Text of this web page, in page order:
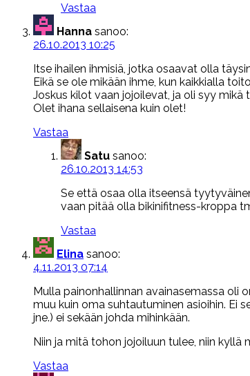
Vastaa
Hanna sanoo:
26.10.2013 10:25
Itse ihailen ihmisiä, jotka osaavat olla
Eikä se ole mikään ihme, kun kaikkialla
Joskus kilot vaan jojoilevat, ja oli syy mikä
Olet ihana sellaisena kuin olet!
Vastaa
Satu sanoo:
26.10.2013 14:53
Se että osaa olla itseensä
vaan pitää olla bikinifitness-kroppa
Vastaa
Elina sanoo:
4.11.2013 07:14
Mulla painonhallinnan avainasemassa oli
muu kuin oma suhtautuminen asioihin. Ei
jne.) ei sekään johda mihinkään.
Niin ja mitä tohon jojoiluun tulee, niin
Vastaa